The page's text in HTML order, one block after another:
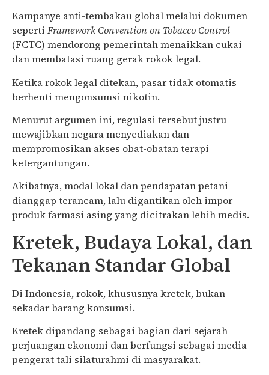
Kampanye anti-tembakau global melalui dokumen
seperti Framework Convention on Tobacco Control
(FCTC) mendorong pemerintah menaikkan cukai
dan membatasi ruang gerak rokok legal.
Ketika rokok legal ditekan, pasar tidak otomatis
berhenti mengonsumsi nikotin.
Menurut argumen ini, regulasi tersebut justru
mewajibkan negara menyediakan dan
mempromosikan akses obat-obatan terapi
ketergantungan.
Akibatnya, modal lokal dan pendapatan petani
dianggap terancam, lalu digantikan oleh impor
produk farmasi asing yang dicitrakan lebih medis.
Kretek, Budaya Lokal, dan
Tekanan Standar Global
Di Indonesia, rokok, khususnya kretek, bukan
sekadar barang konsumsi.
Kretek dipandang sebagai bagian dari sejarah
perjuangan ekonomi dan berfungsi sebagai media
pengerat tali silaturahmi di masyarakat.